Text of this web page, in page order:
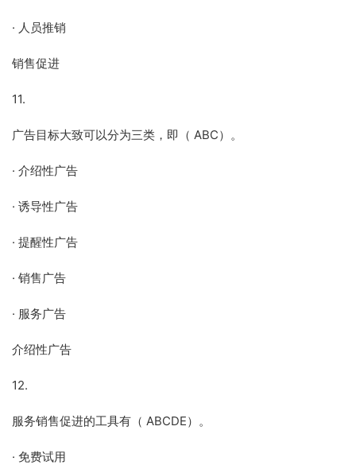
· 人员推销
销售促进
11.
广告目标大致可以分为三类，即（ ABC）。
· 介绍性广告
· 诱导性广告
· 提醒性广告
· 销售广告
· 服务广告
介绍性广告
12.
服务销售促进的工具有（ ABCDE）。
· 免费试用